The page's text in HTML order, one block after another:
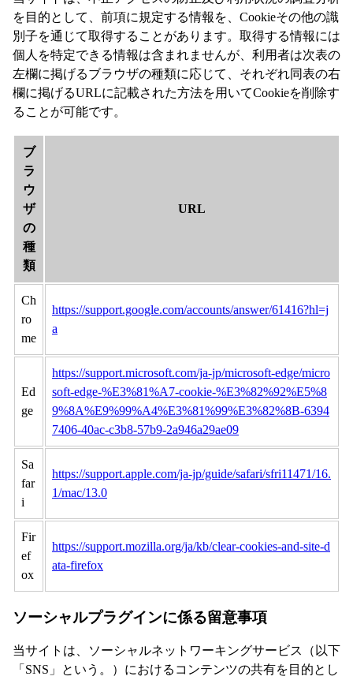
を目的として、前項に規定する情報を、Cookieその他の識
別子を通じて取得することがあります。取得する情報には
個人を特定できる情報は含まれませんが、利用者は次表の
左欄に掲げるブラウザの種類に応じて、それぞれ同表の右
欄に掲げるURLに記載された方法を用いてCookieを削除す
ることが可能です。
ブ
ラ
ウ
ザ
の
種
類
URL
Ch
ro
me
https://support.google.com/accounts/answer/61416?hl=j
a
Ed
ge
https://support.microsoft.com/ja-jp/microsoft-edge/micro
soft-edge-%E3%81%A7-cookie-%E3%82%92%E5%8
9%8A%E9%99%A4%E3%81%99%E3%82%8B-6394
7406-40ac-c3b8-57b9-2a946a29ae09
Sa
far
i
https://support.apple.com/ja-jp/guide/safari/sfri11471/16.
1/mac/13.0
Fir
ef
ox
https://support.mozilla.org/ja/kb/clear-cookies-and-site-d
ata-firefox
ソーシャルプラグインに係る留意事項
当サイトは、ソーシャルネットワーキングサービス（以下
「SNS」という。）におけるコンテンツの共有を目的とし